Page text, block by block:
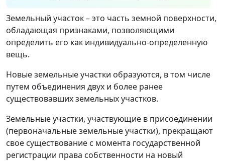
Земельный участок – это часть земной поверхности,
обладающая признаками, позволяющими
определить его как индивидуально-определенную
вещь.
Новые земельные участки образуются, в том числе
путем объединения двух и более ранее
существовавших земельных участков.
Земельные участки, участвующие в присоединении
(первоначальные земельные участки), прекращают
свое существование с момента государственной
регистрации права собственности на новый